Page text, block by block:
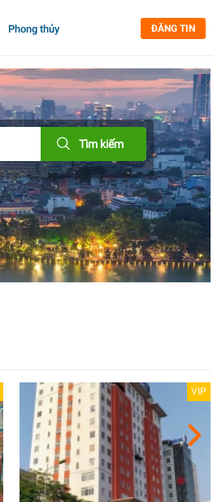
Phong thủy ĐĂNG TIN
VIP